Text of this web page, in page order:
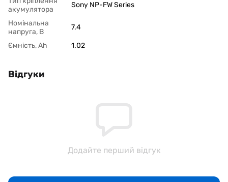
акумулятора
Sony NP-FW Series
Номінальна
напруга, В
7.4
Ємність, Ah 1.02
Відгуки
Додайте перший відгук